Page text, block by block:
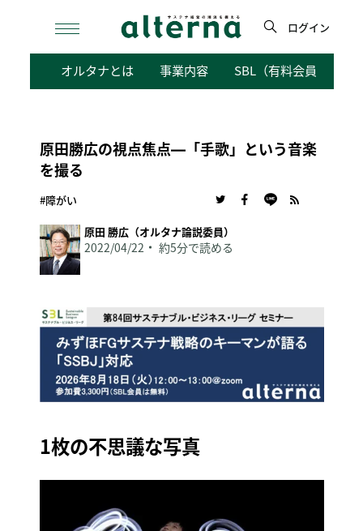
検
ログイン
オルタナとは 事業内容 SBL（有料会員向けサ
原田勝広の視点焦点―「手歌」という音楽
を撮る
#障がい
原田 勝広（オルタナ論説委員）
2022/04/22 約5分で読める
1枚の不思議な写真